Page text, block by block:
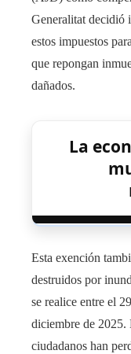
Generalitat decidió
estos impuestos
que repongan
dañados.
La
Esta exención
destruidos por
se realice entre el
diciembre de 2025.
ciudadanos han